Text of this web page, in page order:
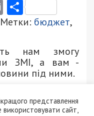
Email
бюджет
нам змогу
ЗМІ, а вам -
під ними.
News. Слідкуйте
представлення
сайт,